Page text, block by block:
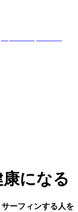
になる
ーフィンする⼈を